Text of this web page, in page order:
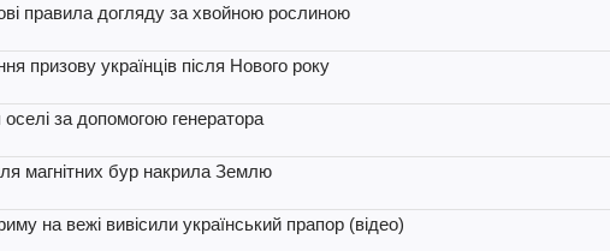
правила догляду за хвойною рослиною
призову українців після Нового року
за допомогою генератора
магнітних бур накрила Землю
на вежі вивісили український прапор (відео)